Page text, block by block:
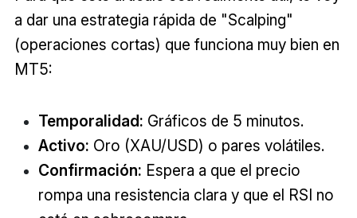
a dar una estrategia rápida de "Scalping"
(operaciones cortas) que funciona muy bien en
MT5:
Temporalidad: Gráficos de 5 minutos.
Activo: Oro (XAU/USD) o pares volátiles.
Confirmación: Espera a que el precio
rompa una resistencia clara y que el RSI no